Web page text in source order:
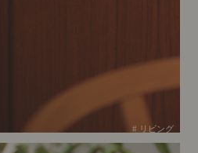
# リビング